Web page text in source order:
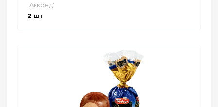
"Акконд"
2 шт